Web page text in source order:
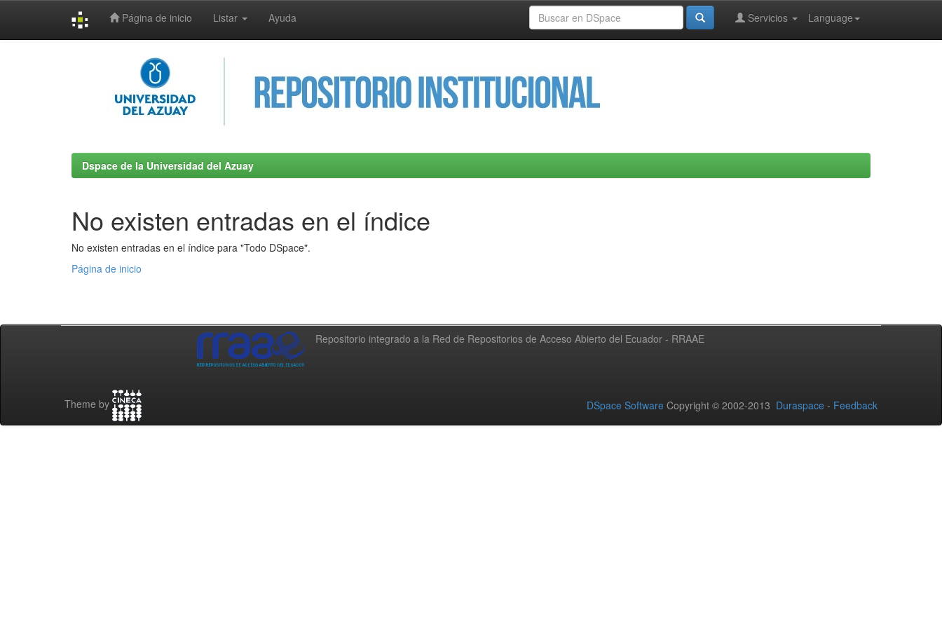
Página de inicio Listar Ayuda Language
Servicios
Dspace de la Universidad del Azuay
No existen entradas en el índice
No existen entradas en el índice para "Todo DSpace".
Página de inicio
Repositorio integrado a la Red de Repositorios de Acceso Abierto del Ecuador - RRAAE
Theme by DSpace Software Copyright © 2002-2013 Duraspace - Feedback